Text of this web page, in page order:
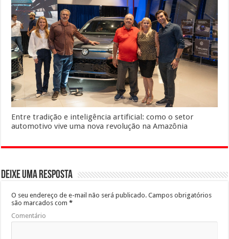
Entre tradição e inteligência artificial: como o setor
automotivo vive uma nova revolução na Amazônia
Deixe uma resposta
O seu endereço de e-mail não será publicado. Campos obrigatórios
são marcados com*
Comentário